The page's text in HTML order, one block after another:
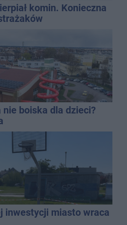
komin. Konieczna
nie boiska dla dzieci?
inwestycji miasto wraca